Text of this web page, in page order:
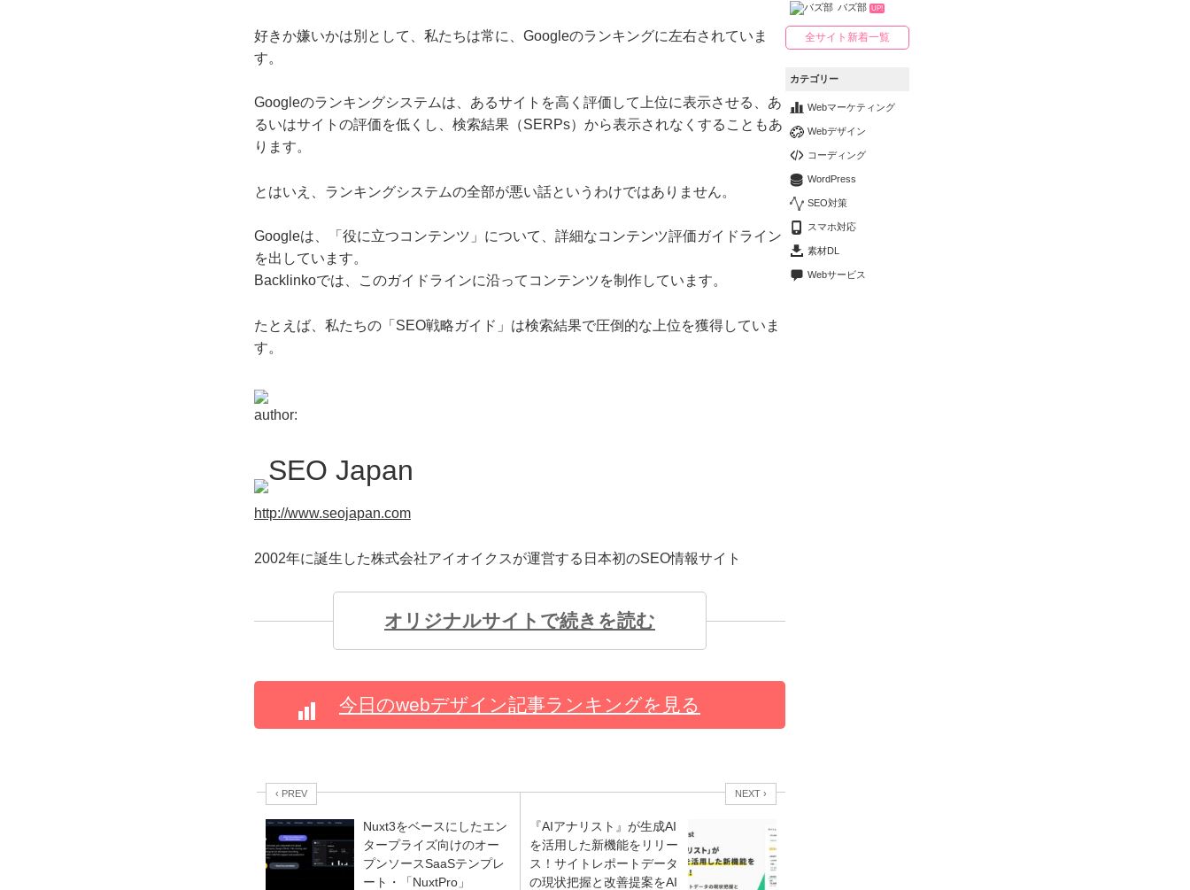
好きか嫌いかは別として、私たちは常に、Googleのランキングに左右されていま
す。
Googleのランキングシステムは、あるサイトを高く評価して上位に表示させる、あ
るいはサイトの評価を低くし、検索結果（SERPs）から表示されなくすることもあ
ります。
とはいえ、ランキングシステムの全部が悪い話というわけではありません。
Googleは、「役に立つコンテンツ」について、詳細なコンテンツ評価ガイドライン
を出しています。
Backlinkoでは、このガイドラインに沿ってコンテンツを制作しています。
たとえば、私たちの「SEO戦略ガイド」は検索結果で圧倒的な上位を獲得していま
す。
author:
SEO Japan
http://www.seojapan.com
2002年に誕生した株式会社アイオイクスが運営する日本初のSEO情報サイト
オリジナルサイトで続きを読む
今日のwebデザイン記事ランキングを見る
‹ PREV
Nuxt3をベースにしたエン
タープライズ向けのオー
プンソースSaaSテンプレ
ート・「NuxtPro」
NEXT ›
『AIアナリスト』が生成AI
を活用した新機能をリリー
ス！サイトレポートデータ
の現状把握と改善提案をAI
バズ部 UP!
全サイト新着一覧
カテゴリー
Webマーケティング
Webデザイン
コーディング
WordPress
SEO対策
スマホ対応
素材DL
Webサービス